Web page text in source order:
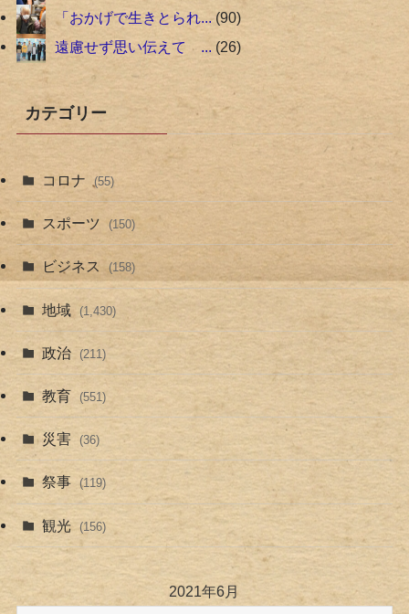
「おかげで生きとられ... 90
遠慮せず思い伝えて ... 26
カテゴリー
コロナ (55)
スポーツ (150)
ビジネス (158)
地域 (1,430)
政治 (211)
教育 (551)
災害 (36)
祭事 (119)
観光 (156)
2021年6月